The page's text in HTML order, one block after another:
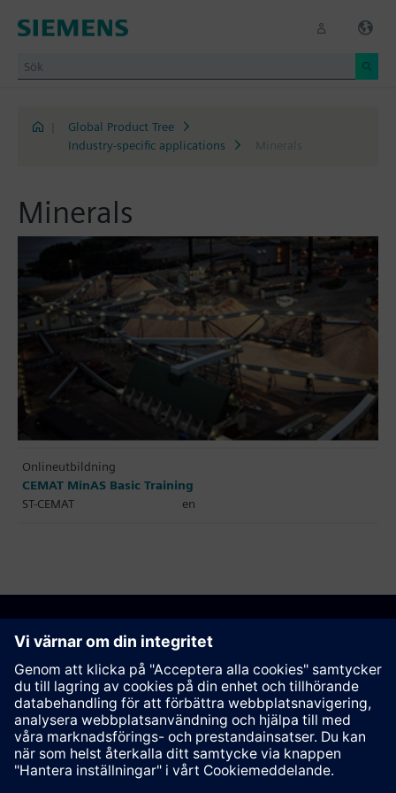
Global Product Tree
Industry-specific applications
Minerals
Minerals
Onlineutbildning
CEMAT MinAS Basic Training
ST-CEMAT
en
Rekommendera den här sidan
Kontakt